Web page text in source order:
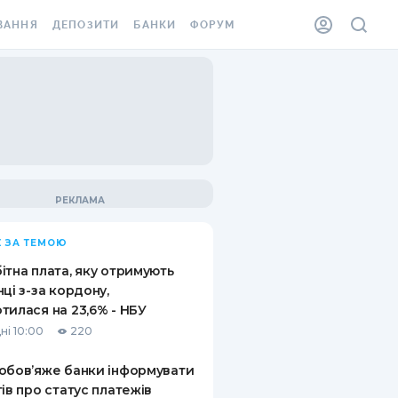
ВІНЬЄТКА
ВІД
ВИПАДКІВ
ДЕПОЗИТИ
ПИТАННЯ ТА ВІДПОВІДІ
ПУТІВНИКИ ПО
ЗАОЩАДЖЕННЯМ
БАНКИ ФОРУМ
ЗА ТЕМОЮ
плата, яку отримують
з-за кордону,
на 23,6% - НБУ
10:00 220
банки інформувати
про статус платежів